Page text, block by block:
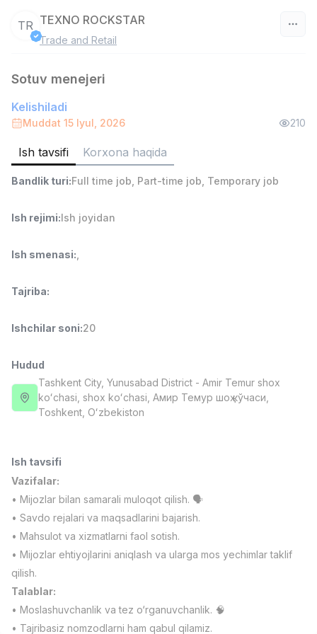
Savdo boshlig'i
ASIAN
Full time job
Ish joyidan
4,280,000 sum/
Do'kon sotuvchisi
3,000,000 - 6,000,000 sum
Full time job
Ish joyidan
Fast food Oshpazi
2,600,000 - 5,000,000 sum/
LES AILES
Full time job
Ish joyidan
3,000,000 - 10,000,000 sum
NAVBAHOR APTEKA
Full time job
Ish joyidan
Sotuv bo'yicha agent
LION_ESTATE
Full time job
Telefon sotuvchisi
Kelishiladi
TR TEXNO ROCKSTAR
Trade and Retail
Sotuv menejeri
Kelishiladi
Muddat 15 Iyul, 2026 210
Ish tavsifi Korxona haqida
Bandlik turi:Full time job Part-time job Temporary job
Ish rejimi:Ish joyidan
Ish smenasi:
Tajriba:
Ishchilar soni:20
Hudud
Tashkent City, Yunusabad District - Amir Temur shox
koʻchasi, shox koʻchasi, Амир Темур шоҳ кўчаси,
Тоshkent, Oʻzbekiston
Ish tavsifi
Vazifalar:
• Mijozlar bilan samarali muloqot qilish. 🗣️
• Savdo rejalari va maqsadlarini bajarish.
• Mahsulot va xizmatlarni faol sotish.
• Mijozlar ehtiyojlarini aniqlash va ularga mos yechimlar taklif
qilish.
Talablar:
• Moslashuvchanlik va tez o‘rganuvchanlik. 🧠
• Tajribasiz nomzodlarni ham qabul qilamiz.
Vakansiyalar Sohalar Korxonalar